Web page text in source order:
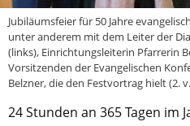
Download
Informationen
Aus (nicht nur) Frankfurter
Videos
Jubiläumsfeier für 50 Jahre
unter anderem mit dem Leiter der
(links), Einrichtungsleiterin Pfarrerin
Vorsitzenden der Evangelischen
Belzner, die den Festvortrag hielt (2.
24 Stunden an 365 Tagen im